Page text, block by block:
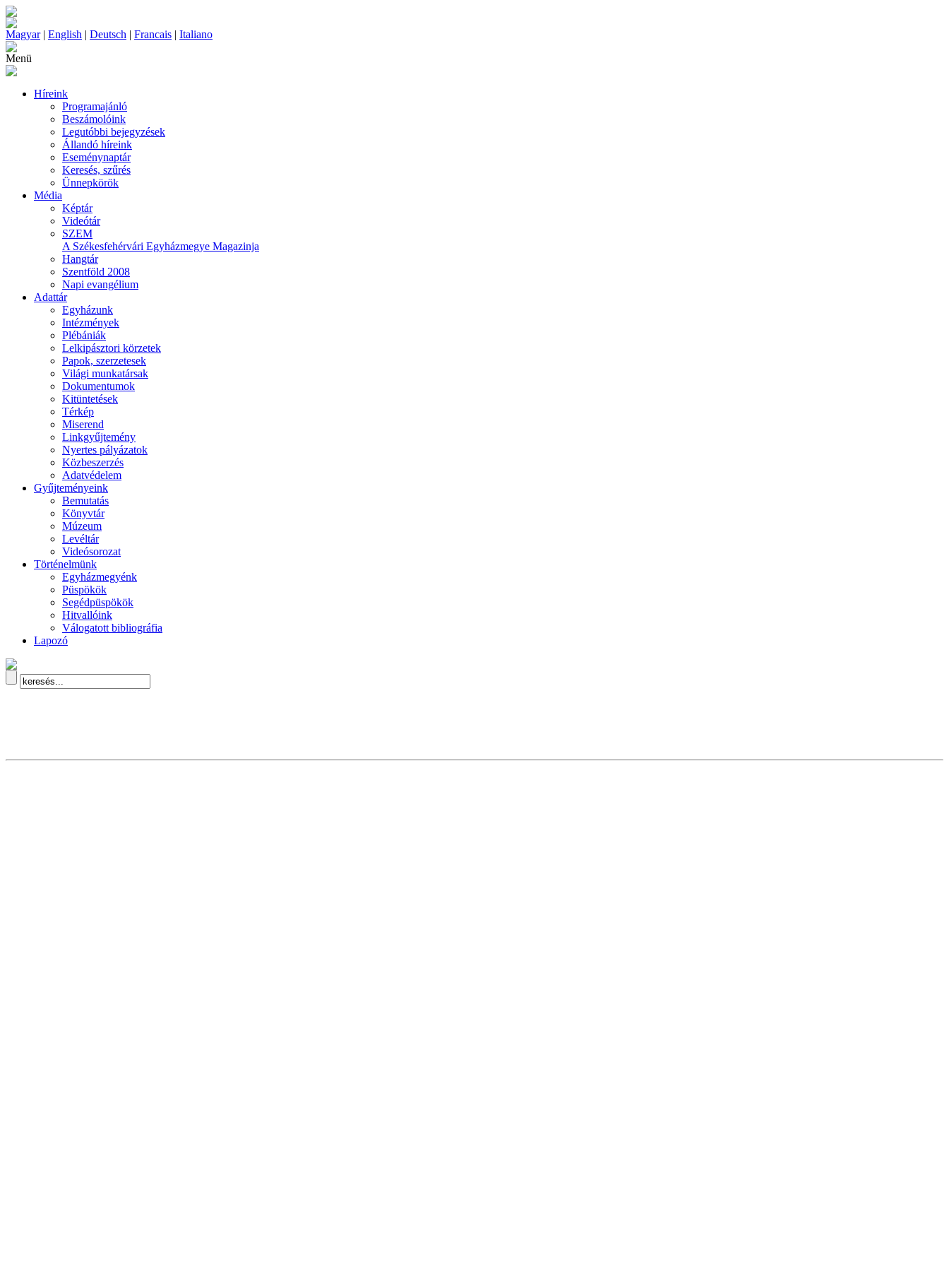
Magyar| English | Deutsch | Francais | Italiano
Menü
Híreink
Programajánló
Beszámolóink
Legutóbbi bejegyzések
Állandó híreink
Eseménynaptár
Keresés, szűrés
Ünnepkörök
Média
Képtár
Videótár
SZEM
A Székesfehérvári Egyházmegye Magazinja
Hangtár
Szentföld 2008
Napi evangélium
Adattár
Egyházunk
Intézmények
Plébániák
Lelkipásztori körzetek
Papok, szerzetesek
Világi munkatársak
Dokumentumok
Kitüntetések
Térkép
Miserend
Linkgyűjtemény
Nyertes pályázatok
Közbeszerzés
Adatvédelem
Gyűjteményeink
Bemutatás
Könyvtár
Múzeum
Levéltár
Videósorozat
Történelmünk
Egyházmegyénk
Püspökök
Segédpüspökök
Hitvallóink
Válogatott bibliográfia
Lapozó